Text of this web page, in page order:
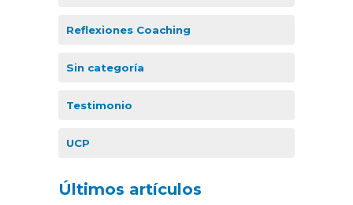
Reflexiones Coaching
Sin categoría
Testimonio
UCP
Últimos artículos